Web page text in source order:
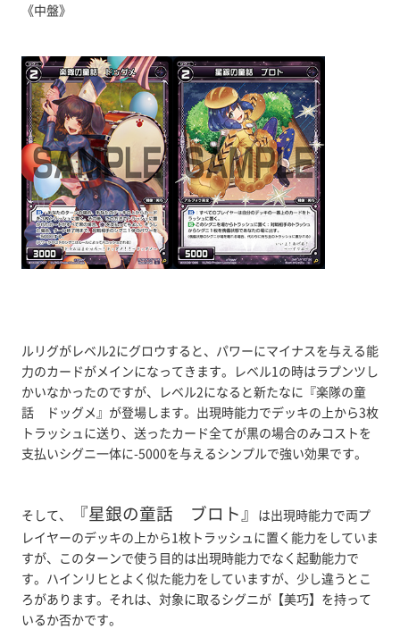
《中盤》
ルリグがレベル2にグロウすると、パワーにマイナスを与える能
力のカードがメインになってきます。レベル1の時はラプンツし
かいなかったのですが、レベル2になると新たなに『楽隊の童
話 ドッグメ』が登場します。出現時能力でデッキの上から3枚
トラッシュに送り、送ったカード全てが黒の場合のみコストを
支払いシグニ一体に-5000を与えるシンプルで強い効果です。
そして、 『星銀の童話 ブロト』 は出現時能力で両プ
レイヤーのデッキの上から1枚トラッシュに置く能力をしていま
すが、このターンで使う目的は出現時能力でなく起動能力で
す。ハインリヒとよく似た能力をしていますが、少し違うとこ
ろがあります。それは、対象に取るシグニが【美巧】を持って
いるか否かです。